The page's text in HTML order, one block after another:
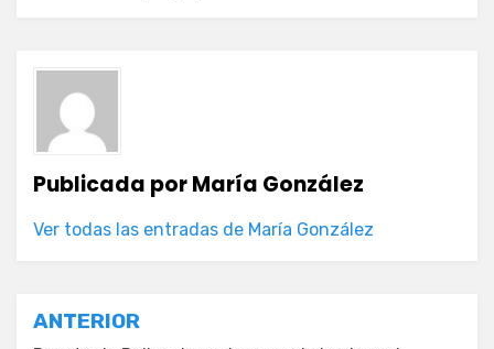
Publicada porMaría González
Ver todas las entradas de María González
Navegación
ANTERIOR